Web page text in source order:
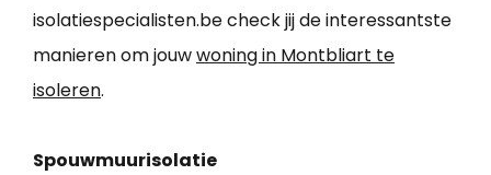
isolatiespecialisten.be check jij de interessantste
manieren om jouwwoning in Montbliart te
isoleren.
Spouwmuurisolatie